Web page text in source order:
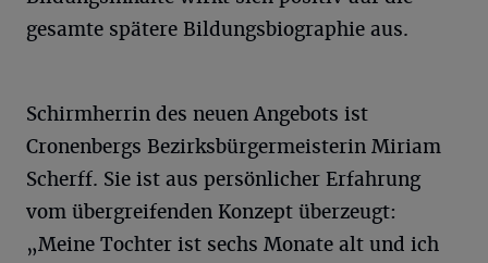
gesamte spätere Bildungsbiographie aus.
Schirmherrin des neuen Angebots ist
Cronenbergs Bezirksbürgermeisterin Miriam
Scherff. Sie ist aus persönlicher Erfahrung
vom übergreifenden Konzept überzeugt:
„Meine Tochter ist sechs Monate alt und ich